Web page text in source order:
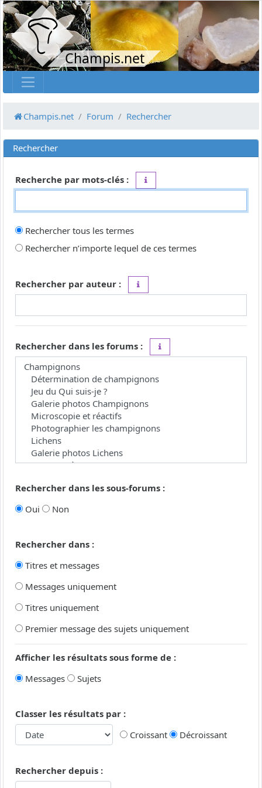
Champis.net
Champis.net Forum Rechercher
Rechercher
Recherche par mots-clés :
Rechercher tous les termes
Rechercher n’importe lequel de ces termes
Rechercher par auteur :
Rechercher dans les forums :
Rechercher dans les sous-forums :
Oui
Non
Rechercher dans :
Titres et messages
Messages uniquement
Titres uniquement
Premier message des sujets uniquement
Afficher les résultats sous forme de :
Messages
Sujets
Classer les résultats par :
Croissant
Décroissant
Rechercher depuis :